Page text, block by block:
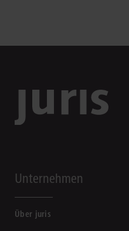
Unternehmen
Über juris